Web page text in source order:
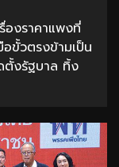
องราคาแพงที่
ขั้วตรงข้ามเป็น
ตั้งรัฐบาล ทิ้ง